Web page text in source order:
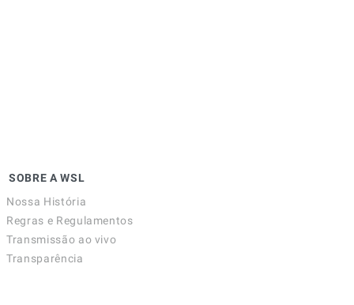
SOBRE A WSL
Nossa História
Regras e Regulamentos
Transmissão ao vivo
Transparência